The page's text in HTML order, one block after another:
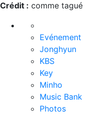
Crédit : comme tagué
Evénement
Jonghyun
KBS
Key
Minho
Music Bank
Photos